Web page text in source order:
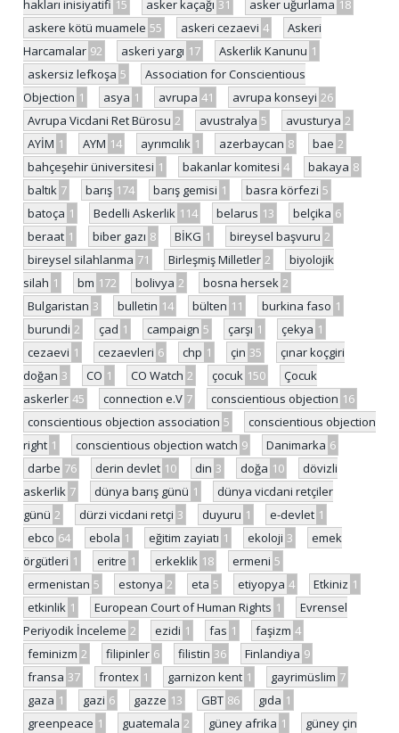
hakları inisiyatifi 15 asker kaçağı 31 asker uğurlama 18
askere kötü muamele 55 askeri cezaevi 4
Askeri
Harcamalar 92 askeri yargı 17 Askerlik Kanunu 1
askersiz lefkoşa 5
Association for Conscientious
Objection 1 asya 1 avrupa 41 avrupa konseyi 26
Avrupa Vicdani Ret Bürosu 2 avustralya 5 avusturya 2
AYİM 1 AYM 14 ayrımcılık 1 azerbaycan 8 bae 2
bahçeşehir üniversitesi 1 bakanlar komitesi 4 bakaya 8
baltık 7 barış 174 barış gemisi 1 basra körfezi 5
batoça 1 Bedelli Askerlik 114 belarus 13 belçika 6
beraat 1 biber gazı 8 BİKG 1 bireysel başvuru 2
bireysel silahlanma 71 Birleşmiş Milletler 2
biyolojik
silah 1 bm 172 bolivya 2 bosna hersek 2
Bulgaristan 3 bulletin 14 bülten 11 burkina faso 1
burundi 2 çad 1 campaign 5 çarşı 1 çekya 1
cezaevi 1 cezaevleri 6 chp 1 çin 35
çınar koçgiri
doğan 3 CO 1 CO Watch 2 çocuk 150
Çocuk
askerler 45 connection e.V 7 conscientious objection 16
conscientious objection association 5
conscientious objection
right 1 conscientious objection watch 9 Danimarka 6
darbe 76 derin devlet 10 din 3 doğa 10
dövizli
askerlik 7 dünya barış günü 1
dünya vicdani retçiler
günü 2 dürzi vicdani retçi 3 duyuru 1 e-devlet 1
ebco 64 ebola 1 eğitim zayiatı 1 ekoloji 3
emek
örgütleri 1 eritre 1 erkeklik 18 ermeni 5
ermenistan 5 estonya 2 eta 5 etiyopya 4 Etkiniz 1
etkinlik 1 European Court of Human Rights 1
Evrensel
Periyodik İnceleme 2 ezidi 1 fas 1 faşizm 4
feminizm 2 filipinler 6 filistin 36 Finlandiya 9
fransa 37 frontex 1 garnizon kent 1 gayrimüslim 7
gaza 1 gazi 6 gazze 13 GBT 86 gıda 1
greenpeace 1 guatemala 2 güney afrika 1
güney çin